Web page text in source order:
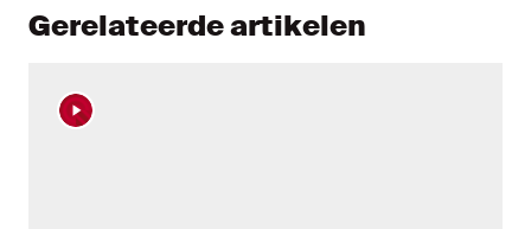
Gerelateerde artikelen